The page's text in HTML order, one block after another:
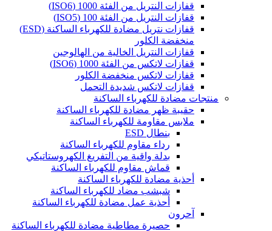
قفازات النتريل من الفئة 1000 (ISO6)
قفازات النتريل من الفئة 100 (ISO5)
قفازات نتريل مضادة للكهرباء الساكنة (ESD)
منخفضة الكلور
قفازات النتريل الخالية من الهالوجين
قفازات لاتكس من الفئة 1000 (ISO6)
قفازات لاتكس منخفضة الكلور
قفازات لاتكس شديدة التحمل
منتجات مضادة للكهرباء الساكنة
حقيبة ظهر مضادة للكهرباء الساكنة
ملابس مقاومة للكهرباء الساكنة
بنطال ESD
رداء مقاوم للكهرباء الساكنة
بدلة واقية من التفريغ الكهروستاتيكي
قماش مقاوم للكهرباء الساكنة
أحذية مضادة للكهرباء الساكنة
شبشب مضاد للكهرباء الساكنة
أحذية عمل مضادة للكهرباء الساكنة
آحرون
حصيرة مطاطية مضادة للكهرباء الساكنة